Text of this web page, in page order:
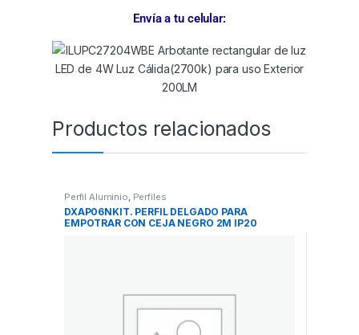
Envía a tu celular:
Productos relacionados
Perfil Aluminio, Perfiles
DXAP06NKIT. PERFIL DELGADO PARA
EMPOTRAR CON CEJA NEGRO 2M IP20